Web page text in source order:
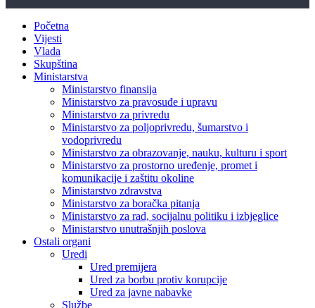
Početna
Vijesti
Vlada
Skupština
Ministarstva
Ministarstvo finansija
Ministarstvo za pravosuđe i upravu
Ministarstvo za privredu
Ministarstvo za poljoprivredu, šumarstvo i
vodoprivredu
Ministarstvo za obrazovanje, nauku, kulturu i sport
Ministarstvo za prostorno uređenje, promet i
komunikacije i zaštitu okoline
Ministarstvo zdravstva
Ministarstvo za boračka pitanja
Ministarstvo za rad, socijalnu politiku i izbjeglice
Ministarstvo unutrašnjih poslova
Ostali organi
Uredi
Ured premijera
Ured za borbu protiv korupcije
Ured za javne nabavke
Službe